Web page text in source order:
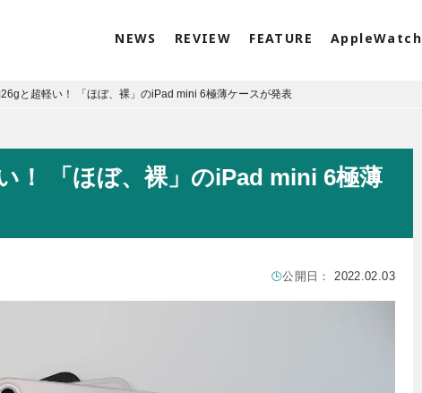
NEWS REVIEW FEATURE AppleWatch
と超軽い！ 「ほぼ、裸」のiPad mini 6極薄ケースが発表
！ 「ほぼ、裸」のiPad mini 6極薄
公開日：2022.02.03